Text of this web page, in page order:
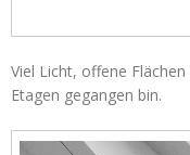
Viel Licht, offene
Etagen gegangen bin.